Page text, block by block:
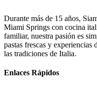
Durante más de 15 años,
Miami Springs con cocina
familiar, nuestra pasión es
pastas frescas y
las tradiciones de Italia.
Enlaces Rápidos